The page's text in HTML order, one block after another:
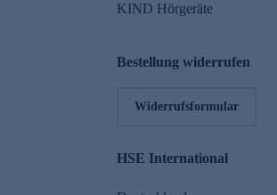
KIND Hörgeräte
Bestellung widerrufen
Widerrufsformular
HSE International